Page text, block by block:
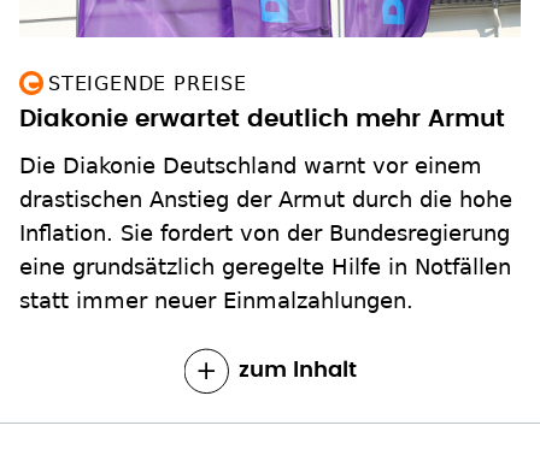
STEIGENDE PREISE
Diakonie erwartet deutlich mehr Armut
Die Diakonie Deutschland warnt vor einem
drastischen Anstieg der Armut durch die hohe
Inflation. Sie fordert von der Bundesregierung
eine grundsätzlich geregelte Hilfe in Notfällen
statt immer neuer Einmalzahlungen.
zum Inhalt